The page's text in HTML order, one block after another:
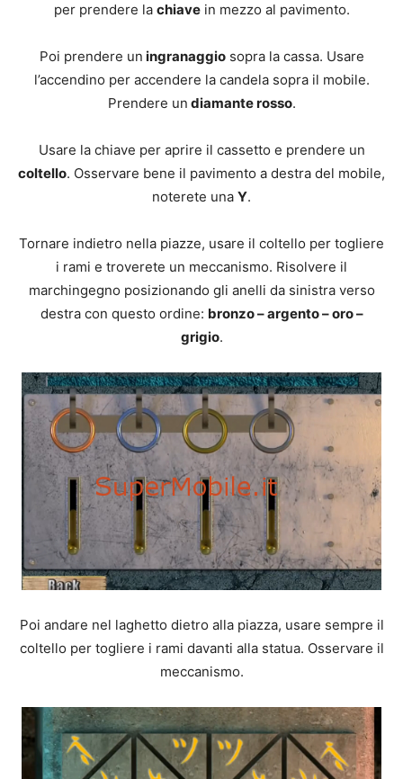
per prendere la chiavein mezzo al pavimento.
Poi prendere un ingranaggiosopra la cassa. Usare
l’accendino per accendere la candela sopra il mobile.
Prendere un diamante rosso.
Usare la chiave per aprire il cassetto e prendere un
coltello. Osservare bene il pavimento a destra del mobile,
noterete una Y.
Tornare indietro nella piazze, usare il coltello per togliere
i rami e troverete un meccanismo. Risolvere il
marchingegno posizionando gli anelli da sinistra verso
destra con questo ordine: bronzo – argento – oro –
grigio.
Poi andare nel laghetto dietro alla piazza, usare sempre il
coltello per togliere i rami davanti alla statua. Osservare il
meccanismo.